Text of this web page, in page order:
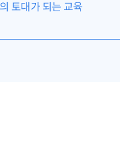
토대가 되는 교육